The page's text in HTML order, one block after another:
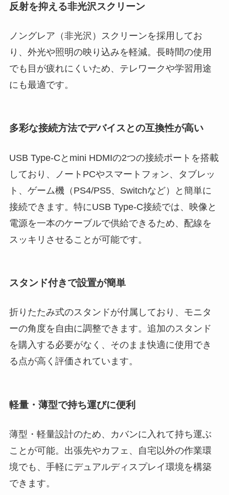
反射を抑える非光沢スクリーン
ノングレア（非光沢）スクリーンを採用してお
り、外光や照明の映り込みを軽減。長時間の使用
でも目が疲れにくいため、テレワークや学習用途
にも最適です。
多彩な接続方法でデバイスとの互換性が高い
USB Type-Cとmini HDMIの2つの接続ポートを搭載
しており、ノートPCやスマートフォン、タブレッ
ト、ゲーム機（PS4/PS5、Switchなど）と簡単に
接続できます。特にUSB Type-C接続では、映像と
電源を一本のケーブルで供給できるため、配線を
スッキリさせることが可能です。
スタンド付きで設置が簡単
折りたたみ式のスタンドが付属しており、モニタ
ーの角度を自由に調整できます。追加のスタンド
を購入する必要がなく、そのまま快適に使用でき
る点が高く評価されています。
軽量・薄型で持ち運びに便利
薄型・軽量設計のため、カバンに入れて持ち運ぶ
ことが可能。出張先やカフェ、自宅以外の作業環
境でも、手軽にデュアルディスプレイ環境を構築
できます。